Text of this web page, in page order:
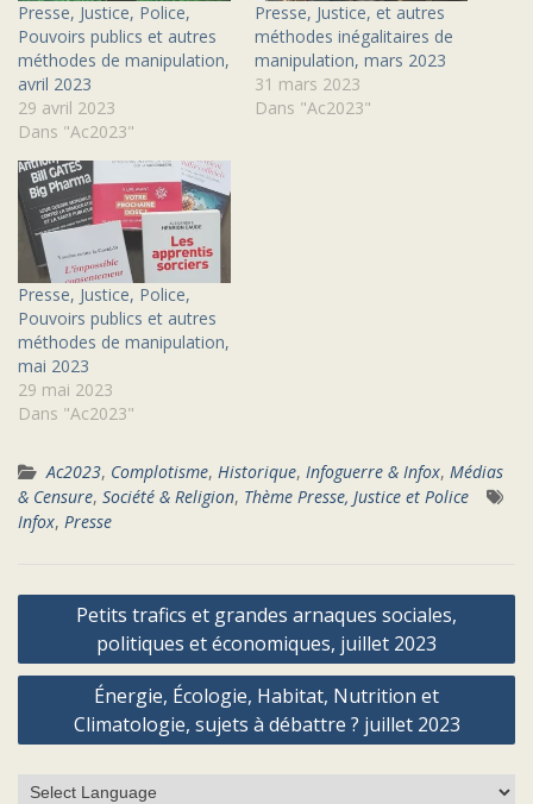
Presse, Justice, Police,
Pouvoirs publics et autres
méthodes de manipulation,
avril 2023
29 avril 2023
Dans "Ac2023"
Presse, Justice, et autres
méthodes inégalitaires de
manipulation, mars 2023
31 mars 2023
Dans "Ac2023"
Presse, Justice, Police,
Pouvoirs publics et autres
méthodes de manipulation,
mai 2023
29 mai 2023
Dans "Ac2023"
Ac2023, Complotisme, Historique, Infoguerre & Infox, Médias
& Censure, Société & Religion, Thème Presse, Justice et Police
Infox, Presse
Navigation
l’article
Petits trafics et grandes arnaques sociales,
politiques et économiques, juillet 2023
Énergie, Écologie, Habitat, Nutrition et
Climatologie, sujets à débattre ? juillet 2023